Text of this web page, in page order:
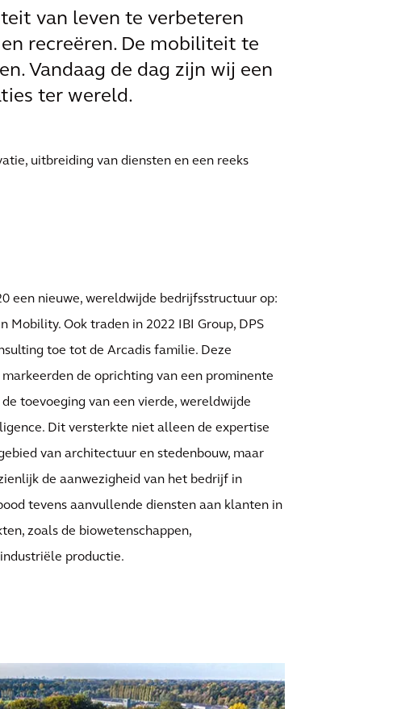
van leven te verbeteren
recreëren. De mobiliteit te
Vandaag de dag zijn wij een
ter wereld.
uitbreiding van diensten en een reeks
een nieuwe, wereldwijde bedrijfsstructuur op:
Mobility. Ook traden in 2022 IBI Group, DPS
toe tot de Arcadis familie. Deze
de oprichting van een prominente
toevoeging van een vierde, wereldwijde
Dit versterkte niet alleen de expertise
van architectuur en stedenbouw, maar
de aanwezigheid van het bedrijf in
tevens aanvullende diensten aan klanten in
zoals de biowetenschappen,
productie.